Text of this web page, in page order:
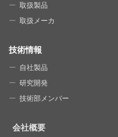
取扱製品
取扱メーカ
技術情報
自社製品
研究開発
技術部メンバー
会社概要